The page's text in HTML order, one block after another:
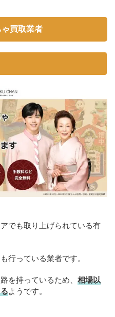
買取業者
でも取り上げられている有
行っている業者です。
を持っているため、 相場以
ようです。